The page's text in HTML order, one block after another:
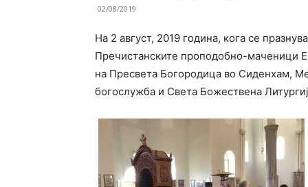
02/08/2019
На 2 август, 2019 година, кога се
Пречистанските проподобно-маченици
на Пресвета Богородица во Сиденхам,
богослужба и Света Божествена